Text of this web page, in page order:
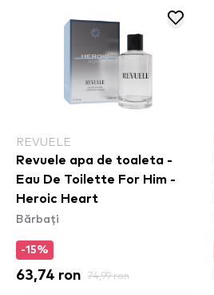
REVUELE
Revuele apa de toaleta -
Eau De Toilette For Him -
Heroic Heart
Bărbați
-15%
63,74 ron 74,99 ron